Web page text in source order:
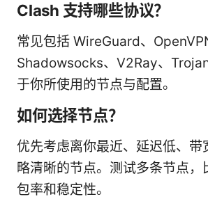
Clash 支持哪些协议？
常见包括 WireGuard、
Shadowsocks、V2Ray、
于你所使用的节点与配置。
如何选择节点？
优先考虑离你最近、延迟低、带
略清晰的节点。测试多条节点，
包率和稳定性。